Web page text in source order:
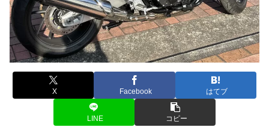
X Facebook はてブ
LINE コピー